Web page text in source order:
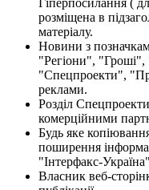
Гіперпосилання (
розміщена в
матеріалу.
Новини з
"Регіони",
"Спецпроекти",
реклами.
Розділ
комерційними
Будь яке
поширення
"Інтерфакс-
Власник веб-